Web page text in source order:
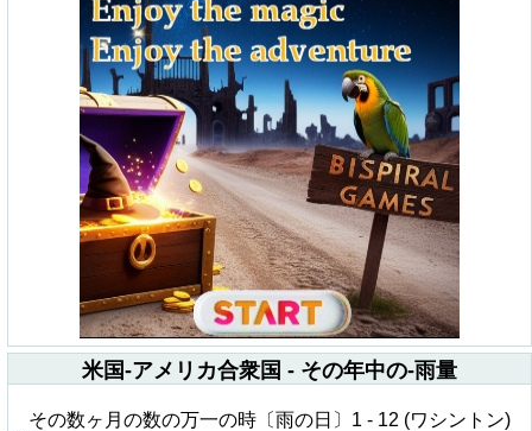
米国-アメリカ合衆国 - その年中の-雨量
その数ヶ月の数の万一の時〔雨の日〕1 - 12 (ワシントン)